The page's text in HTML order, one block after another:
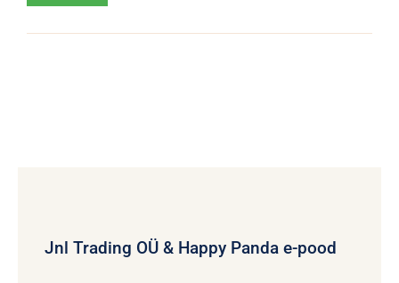
Jnl Trading OÜ & Happy Panda e-pood